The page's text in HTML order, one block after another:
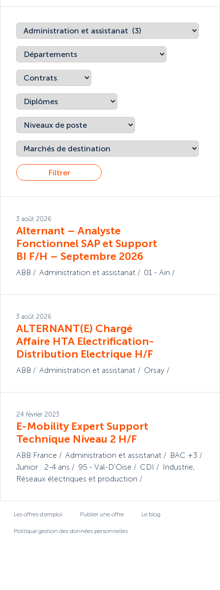
Filtrer
3 août 2026
Alternant – Analyste
Fonctionnel SAP et Support
BI F/H – Septembre 2026
ABB Administration et assistanat 01 - Ain
3 août 2026
ALTERNANT(E) Chargé
Affaire HTA Electrification-
Distribution Electrique H/F
ABB Administration et assistanat Orsay
24 février 2023
E-Mobility Expert Support
Technique Niveau 2 H/F
ABB France Administration et assistanat
BAC +3
Junior : 2-4 ans
95 - Val-D'Oise CDI Industrie,
Réseaux électriques et production
Les offres d’emploi Publier une offre Le blog
Politique gestion des données personnelles